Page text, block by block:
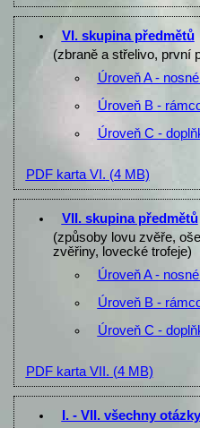
VI. skupina předmětů
(zbraně a střelivo, první
Úroveň A -
Úroveň B -
Úroveň C -
PDF karta VI. (4 MB)
VII. skupina předmětů
(způsoby lovu zvěře,
zvěřiny, lovecké trofeje)
Úroveň A -
Úroveň B -
Úroveň C -
PDF karta VII. (4 MB)
I. - VII. všechny otázky